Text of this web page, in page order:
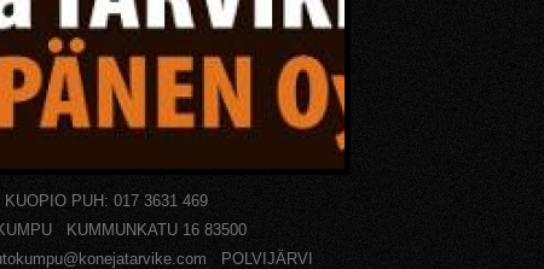
PUH: 017 3631 469
KUMMUNKATU 16 83500
POLVIJÄRVI